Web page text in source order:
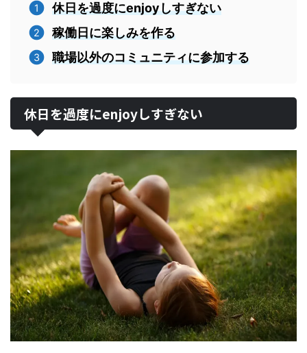
休日を過度にenjoyしすぎない
稼働日に楽しみを作る
職場以外のコミュニティに参加する
休日を過度にenjoyしすぎない